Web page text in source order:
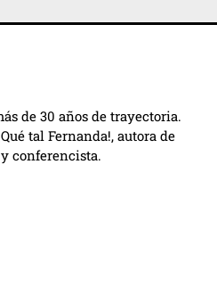
de 30 años de trayectoria.
tal Fernanda!, autora de
conferencista.